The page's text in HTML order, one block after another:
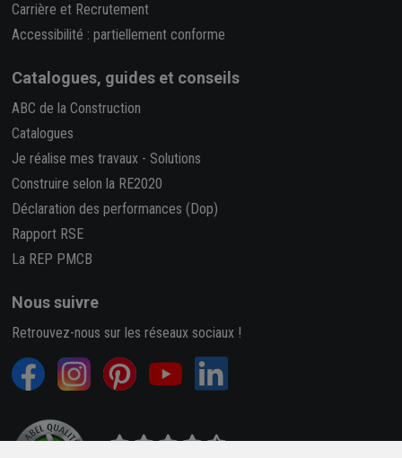
Carrière et Recrutement
Accessibilité : partiellement conforme
Catalogues, guides et conseils
ABC de la Construction
Catalogues
Je réalise mes travaux - Solutions
Construire selon la RE2020
Déclaration des performances (Dop)
Rapport RSE
La REP PMCB
Nous suivre
Retrouvez-nous sur les réseaux sociaux !